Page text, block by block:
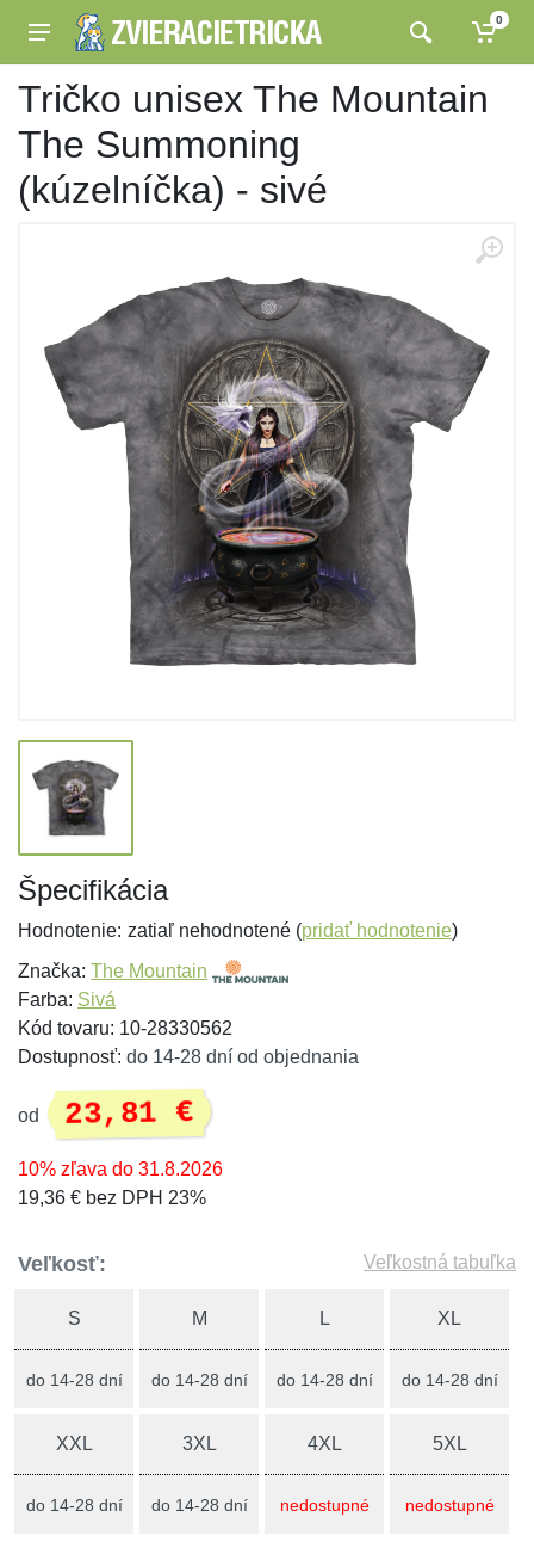
0
Tričko unisex The Mountain
The Summoning
(kúzelníčka) - sivé
Špecifikácia
Hodnotenie: zatiaľ nehodnotené (pridať hodnotenie)
Značka: The Mountain
Farba: Sivá
Kód tovaru: 10-28330562
Dostupnosť: do 14-28 dní od objednania
od 23,81 €
10% zľava do 31.8.2026
19,36 € bez DPH 23%
Veľkosť: Veľkostná tabuľka
S
do 14-28 dní
M
do 14-28 dní
L
do 14-28 dní
XL
do 14-28 dní
XXL
do 14-28 dní
3XL
do 14-28 dní
4XL
nedostupné
5XL
nedostupné